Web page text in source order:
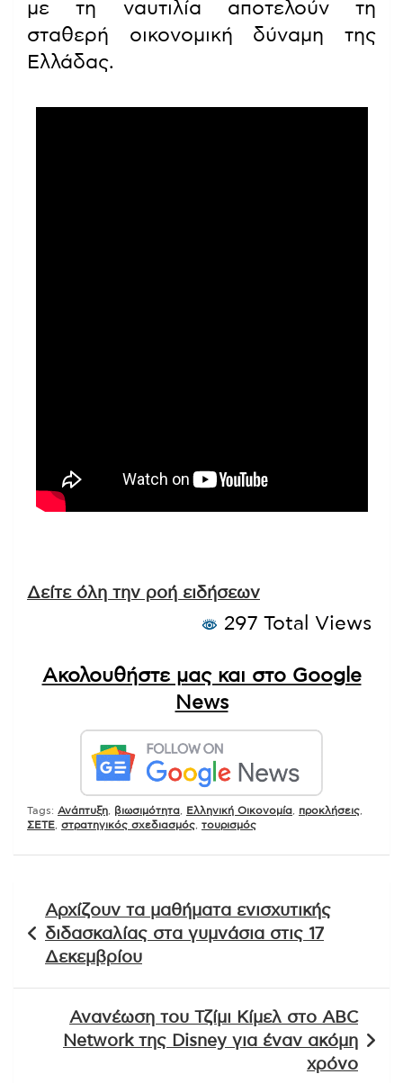
με τη ναυτιλία αποτελούν τη
σταθερή οικονομική δύναμη της
Ελλάδας.
Δείτε όλη την ροή ειδήσεων
297 Total Views
Ακολουθήστε μας και στο Google
News
Tags: Ανάπτυξη βιωσιμότητα Ελληνική Οικονομία προκλήσεις
ΣΕΤΕ στρατηγικός σχεδιασμός τουρισμός
άρθρων
Αρχίζουν τα μαθήματα ενισχυτικής
διδασκαλίας στα γυμνάσια στις 17
Δεκεμβρίου
Ανανέωση του Τζίμι Κίμελ στο ABC
Network της Disney για έναν ακόμη
χρόνο